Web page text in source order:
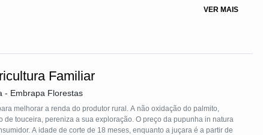
VER MAIS
Familiar
- Embrapa Florestas
melhorar a renda do produtor rural. A não oxidação do palmito,
touceira, pereniza a sua exploração. O preço da pupunha in natura
A idade de corte de 18 meses, enquanto a juçara é a partir de